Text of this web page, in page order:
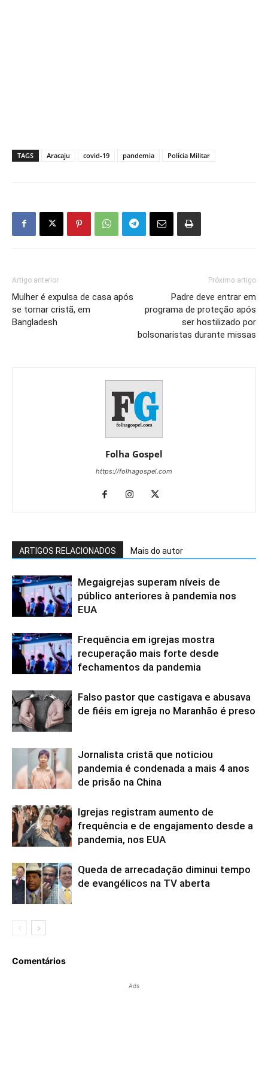
TAGS Aracaju covid-19 pandemia Polícia Militar
Artigo anterior
Mulher é expulsa de casa após
se tornar cristã, em
Bangladesh
Próximo artigo
Padre deve entrar em
programa de proteção após
ser hostilizado por
bolsonaristas durante missas
Folha Gospel
https://folhagospel.com
ARTIGOS RELACIONADOS Mais do autor
Megaigrejas superam níveis de
público anteriores à pandemia nos
EUA
Frequência em igrejas mostra
recuperação mais forte desde
fechamentos da pandemia
Falso pastor que castigava e abusava
de fiéis em igreja no Maranhão é preso
Jornalista cristã que noticiou
pandemia é condenada a mais 4 anos
de prisão na China
Igrejas registram aumento de
frequência e de engajamento desde a
pandemia, nos EUA
Queda de arrecadação diminui tempo
de evangélicos na TV aberta
Comentários
Ads